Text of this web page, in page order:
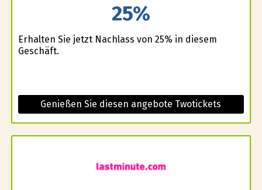
25%
Erhalten Sie jetzt Nachlass von 25% in diesem
Geschäft.
Genießen Sie diesen angebote Twotickets